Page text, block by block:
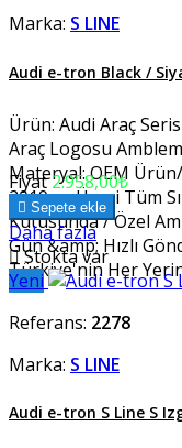
Marka: S LINE
Audi e-tron Black /
Ürün: Audi Araç
Araç Logosu
Materyal: OEM
2019 ve Üzeri Tüm
Kutusunda / Özel
Gün &amp; Hızlı
Türkiye'nin Her
Fiyat 2.958,00₺
 Sepete ekle
Daha fazla
Stokta var
Yeni
Referans: 2278
Marka: S LINE
Audi e-tron S Line S